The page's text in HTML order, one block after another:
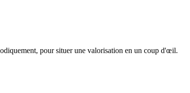
pour situer une valorisation en un coup d'œil.